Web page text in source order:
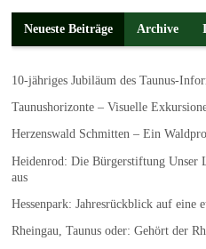
Neueste Beiträge Archive
10-jähriges Jubiläum des Taunus-
Taunushorizonte – Visuelle
Herzenswald Schmitten – Ein
Heidenrod: Die Bürgerstiftung Unser
aus
Hessenpark: Jahresrückblick auf eine
Rheingau, Taunus oder: Gehört der